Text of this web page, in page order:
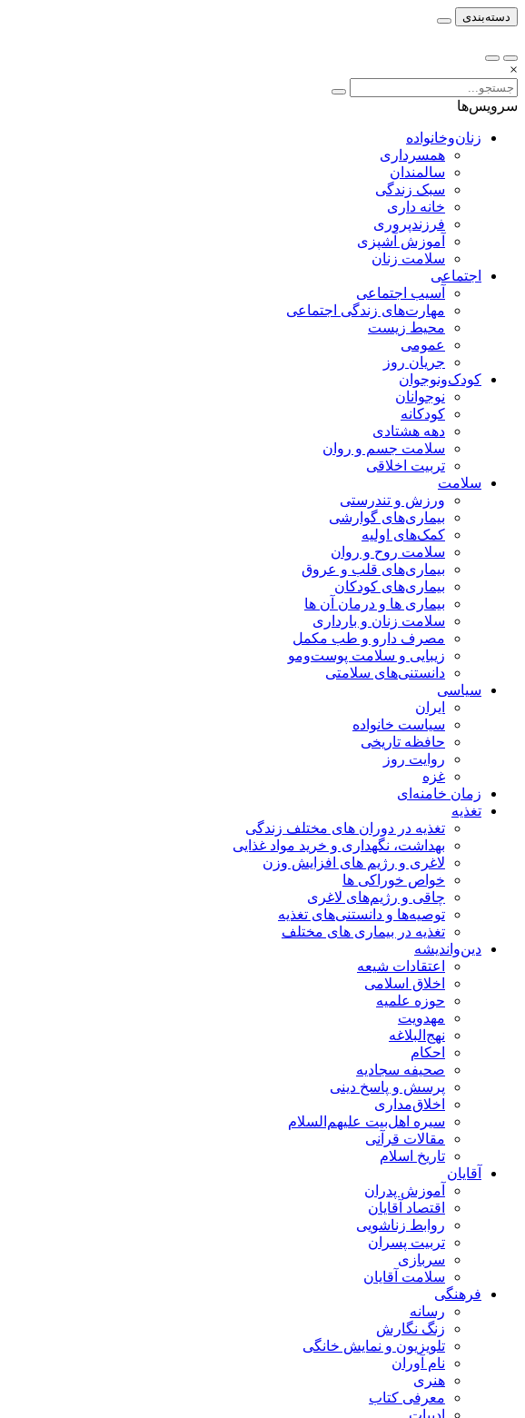
دسته‌بندی
×
سرویس‌ها
زنان‌وخانواده
همسرداری
سالمندان
سبک زندگی
خانه داری
فرزندپروری
آموزش آشپزی
سلامت زنان
اجتماعی
آسیب اجتماعی
مهارت‌های زندگی اجتماعی
محیط زیست
عمومی
جریان روز
کودک‌ونوجوان
نوجوانان
کودکانه
دهه هشتادی
سلامت جسم و روان
تربیت اخلاقی
سلامت
ورزش و تندرستی
بیماری‌های گوارشی
کمک‌های اولیه
سلامت روح و روان
بیماری‌های قلب و عروق
بیماری‌های کودکان
بیماری ها و درمان آن ها
سلامت زنان و بارداری
مصرف دارو و طب مکمل
زیبایی و سلامت پوست‌ومو
دانستنی‌های سلامتی
سیاسی
ایران
سیاست خانواده
حافظه تاریخی
روایت روز
غزه
زمان خامنه‌ای
تغذیه
تغذیه در دوران های مختلف زندگی
بهداشت، نگهداری و خرید مواد غذایی
لاغری و رژیم های افزایش وزن
خواص خوراكی ها
چاقی و رژیم‌های لاغری
توصیه‌ها و دانستنی‌های تغذیه
تغذیه در بیماری های مختلف
دین‌واندیشه
اعتقادات شیعه
اخلاق اسلامی
حوزه علمیه
مهدویت
نهج‌البلاغه
احکام
صحیفه سجادیه
پرسش و پاسخ دینی
اخلاق‌مداری
سیره اهل‌بیت علیهم‌السلام
مقالات قرآنی
تاریخ اسلام
آقایان
آموزش پدران
اقتصاد آقایان
روابط زناشویی
تربیت پسران
سربازی
سلامت آقایان
فرهنگی
رسانه
زنگ نگارش
تلویزیون و نمایش خانگی
نام آوران
هنری
معرفی کتاب